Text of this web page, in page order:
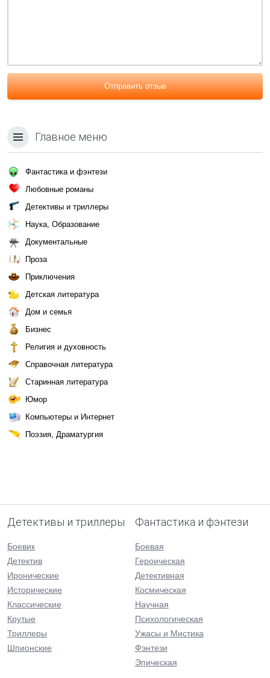
Отправить отзыв
Главное меню
Фантастика и фэнтези
Любовные романы
Детективы и триллеры
Наука, Образование
Документальные
Проза
Приключения
Детская литература
Дом и семья
Бизнес
Религия и духовность
Справочная литература
Старинная литература
Юмор
Компьютеры и Интернет
Поэзия, Драматургия
Детективы и триллеры
Боевик
Детектив
Иронические
Исторические
Классические
Крутые
Триллеры
Шпионские
Фантастика и фэнтези
Боевая
Героическая
Детективная
Космическая
Научная
Психологическая
Ужасы и Мистика
Фэнтези
Эпическая